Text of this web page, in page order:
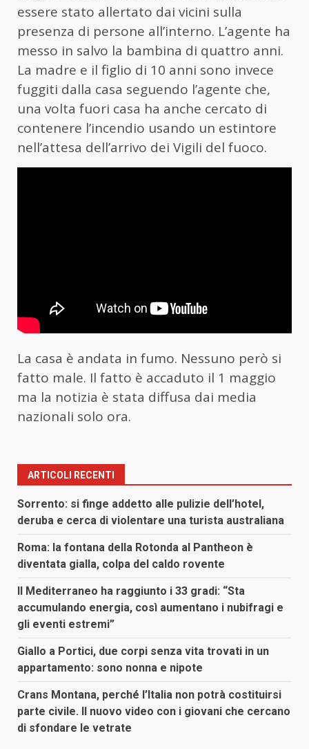
essere stato allertato dai vicini sulla
presenza di persone all’interno. L’agente ha
messo in salvo la bambina di quattro anni.
La madre e il figlio di 10 anni sono invece
fuggiti dalla casa seguendo l’agente che,
una volta fuori casa ha anche cercato di
contenere l’incendio usando un estintore
nell’attesa dell’arrivo dei Vigili del fuoco.
La casa è andata in fumo. Nessuno però si
fatto male. Il fatto è accaduto il 1 maggio
ma la notizia è stata diffusa dai media
nazionali solo ora.
ARTICOLI RECENTI
Sorrento: si finge addetto alle pulizie dell’hotel,
deruba e cerca di violentare una turista australiana
Roma: la fontana della Rotonda al Pantheon è
diventata gialla, colpa del caldo rovente
Il Mediterraneo ha raggiunto i 33 gradi: “Sta
accumulando energia, così aumentano i nubifragi e
gli eventi estremi”
Giallo a Portici, due corpi senza vita trovati in un
appartamento: sono nonna e nipote
Crans Montana, perché l’Italia non potrà costituirsi
parte civile. Il nuovo video con i giovani che cercano
di sfondare le vetrate